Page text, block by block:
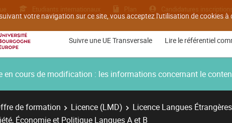
votre navigation sur ce site, vous acceptez l'utilisation de cookies
Etudiants internationaux Plan Candidatures inscriptions
Suivre une UE Transversale Lire le référentiel
en cours de modification : les informations concernant le
de formation Licence (LMD) Licence Langues
Économie et Politique Langues A et B